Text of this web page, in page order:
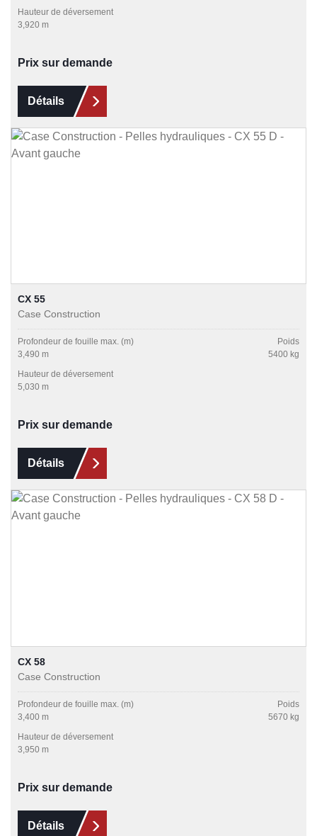
Hauteur de déversement
3,920 m
Prix sur demande
Détails
CX 55
Case Construction
Profondeur de fouille max. (m)
3,490 m
Poids
5400 kg
Hauteur de déversement
5,030 m
Prix sur demande
Détails
CX 58
Case Construction
Profondeur de fouille max. (m)
3,400 m
Poids
5670 kg
Hauteur de déversement
3,950 m
Prix sur demande
Détails